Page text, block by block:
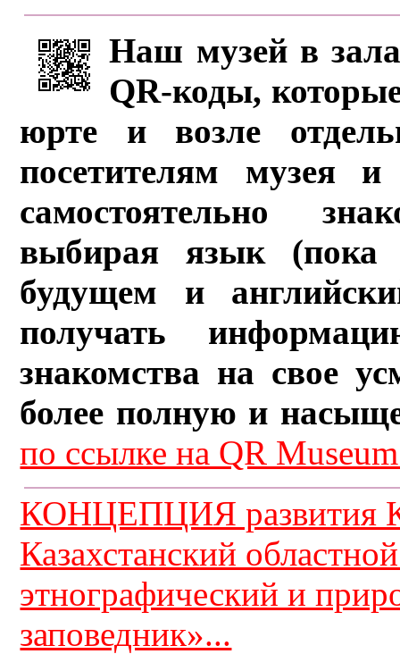
Наш музей в
QR-коды,
юрте и возле
посетителям музея и
самостоятельно
выбирая язык (пока
будущем и
получать
знакомства на свое
более полную и
по ссылке на QR
КОНЦЕПЦИЯ развития
Казахстанский
этнографический и
заповедник»...